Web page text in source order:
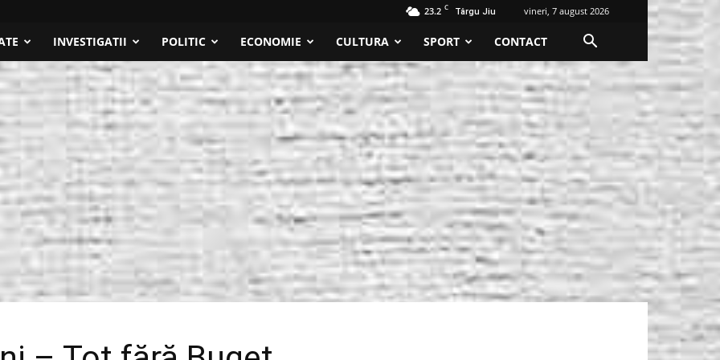
23.2 C Târgu Jiu vineri, 7 august 2026
INVESTIGATII POLITIC ECONOMIE CULTURA SPORT CONTACT